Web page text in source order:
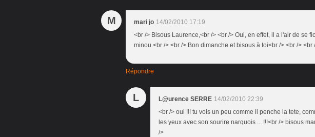
M mari jo 14/02/2010 17:19
<br /> Bisous Laurence,<br /> <br /> Oui, en effet, il a l'air de se
minou.<br /> <br /> Bon dimanche et bisous à toi<br /> <br /> <br
Répondre
L L@urence SERRE 14/02/2010 22:39
<br /> oui !!! tu vois un peu comme il penche la tete,
les yeux avec son sourire narquois ... !!!<br /> bisous
/>